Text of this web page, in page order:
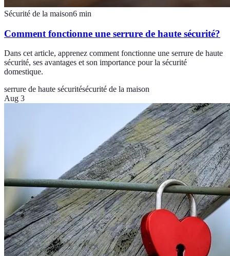
Sécurité de la maison6 min
Comment fonctionne une serrure de haute sécurité?
Dans cet article, apprenez comment fonctionne une serrure de haute
sécurité, ses avantages et son importance pour la sécurité
domestique.
serrure de haute sécuritésécurité de la maison
Aug 3